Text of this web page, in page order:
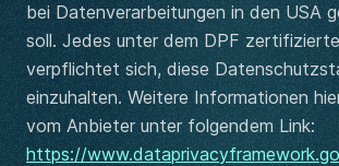
bei Datenverarbeitungen in den USA
soll. Jedes unter dem DPF
verpflichtet sich, diese
einzuhalten. Weitere Informationen
vom Anbieter unter folgendem Link:
https://